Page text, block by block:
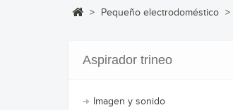
> Pequeño electrodoméstico >
Aspirador trineo
Imagen y sonido